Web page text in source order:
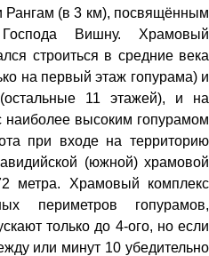
(в 3 км), посвящённым
Вишну. Храмовый
строиться в средние века
на первый этаж гопурама) и
11 этажей), и на
высоким гопурамом
при входе на территорию
(южной) храмовой
метра. Храмовый комплекс
периметров гопурамов,
только до 4-ого, но если
или минут 10 убедительно